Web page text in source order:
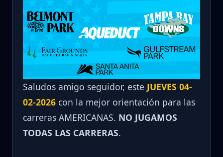
Saludos amigo seguidor, este JUEVES 04-
02-2026 con la mejor orientación para las
carreras AMERICANAS. NO JUGAMOS
TODAS LAS CARRERAS.